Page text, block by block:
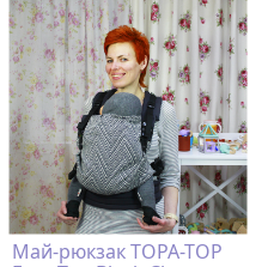
Май-рюкзак TOPA-TOP